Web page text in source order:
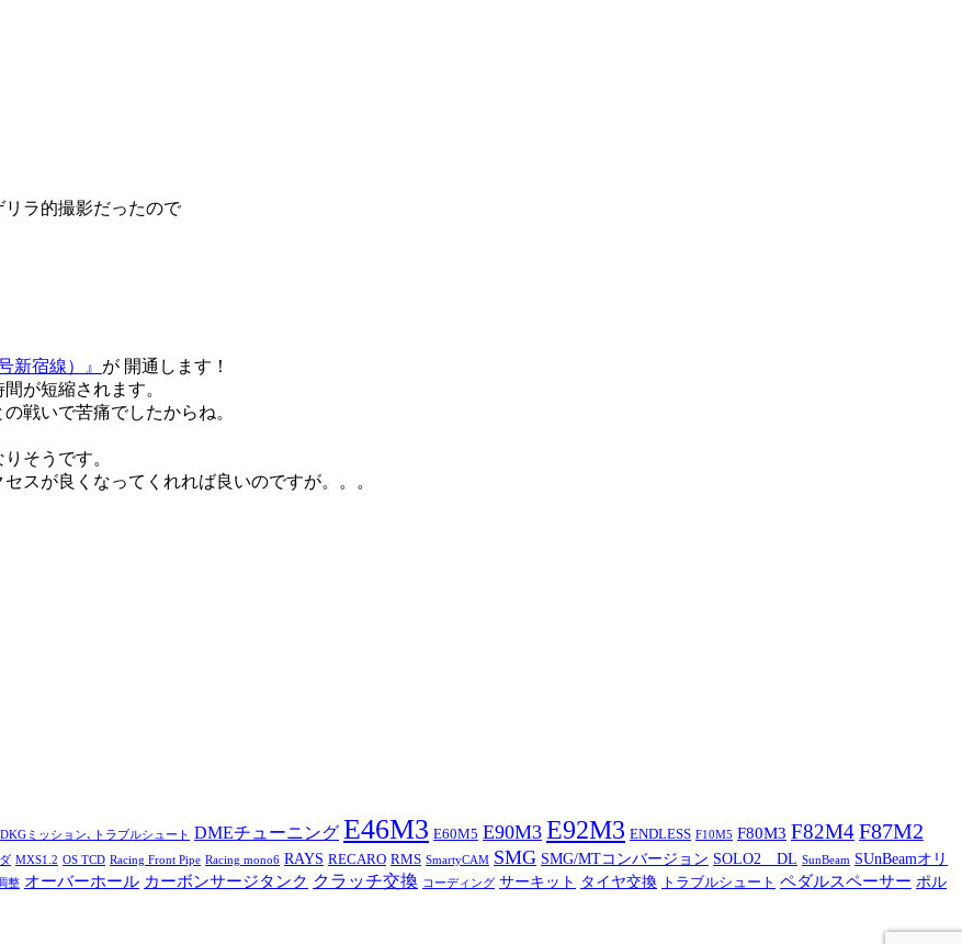
ラ的撮影だったので
新宿線）』 が 開通します！
が短縮されます。
戦いで苦痛でしたからね。
そうです。
スが良くなってくれれば良いのですが。。。
DKGミッション､トラブルシュート DMEチューニング E46M3 E60M5 E90M3 E92M3 ENDLESS F10M5 F80M3 F82M4F87M2
MXS1.2 OS TCD Racing Front Pipe Racing mono6 RAYS RECARO RMS SmartyCAM SMG SMG/MTコンバージョン SOLO2 DL SunBeam SUnBeamオリ
整 オーバーホール カーボンサージタンク クラッチ交換 コーディング サーキット タイヤ交換 トラブルシュート ペダルスペーサー ポル